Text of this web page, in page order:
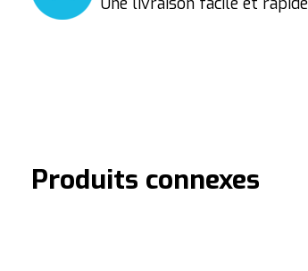
Produits connexes